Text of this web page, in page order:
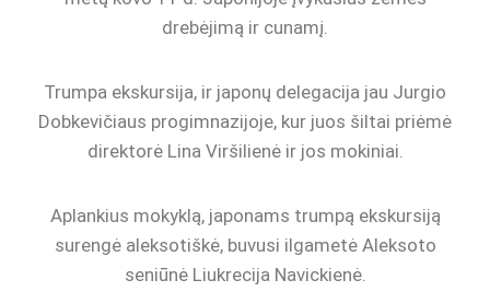
drebėjimą ir cunamį.
Trumpa ekskursija, ir japonų delegacija jau Jurgio
Dobkevičiaus progimnazijoje, kur juos šiltai priėmė
direktorė Lina Viršilienė ir jos mokiniai.
Aplankius mokyklą, japonams trumpą ekskursiją
surengė aleksotiškė, buvusi ilgametė Aleksoto
seniūnė Liukrecija Navickienė.